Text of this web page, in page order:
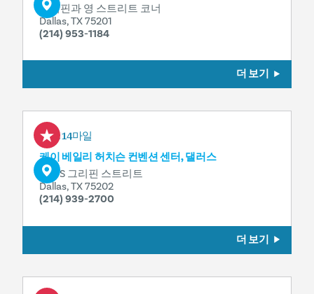
그리핀과 영 스트리트 코너
Dallas, TX 75201
(214) 953-1184
더 보기
0.14마일
케이 베일리 허치슨 컨벤션 센터, 댈러스
650 S 그리핀 스트리트
Dallas, TX 75202
(214) 939-2700
더 보기